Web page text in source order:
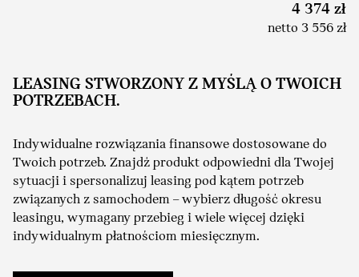
4 374 zł
netto 3 556 zł
LEASING STWORZONY Z MYŚLĄ O TWOICH
POTRZEBACH.
Indywidualne rozwiązania finansowe dostosowane do
Twoich potrzeb. Znajdź produkt odpowiedni dla Twojej
sytuacji i spersonalizuj leasing pod kątem potrzeb
związanych z samochodem – wybierz długość okresu
leasingu, wymagany przebieg i wiele więcej dzięki
indywidualnym płatnościom miesięcznym.